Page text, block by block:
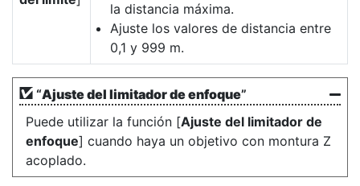
la distancia máxima.
Ajuste los valores de distancia entre
0,1 y 999 m.
“Ajuste del limitador de enfoque”
Puede utilizar la función [Ajuste del limitador de
enfoque] cuando haya un objetivo con montura Z
acoplado.